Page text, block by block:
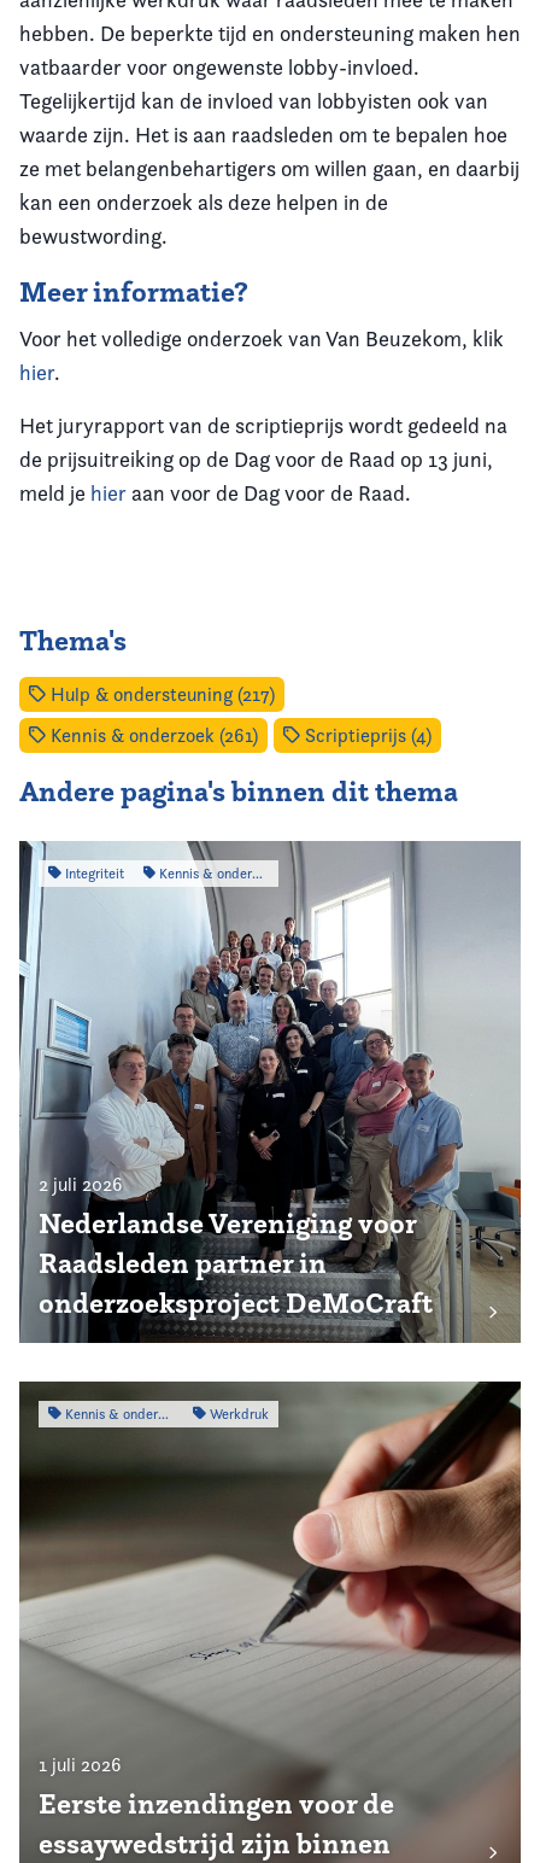
hebben. De beperkte tijd en ondersteuning maken hen
vatbaarder voor ongewenste lobby-invloed.
Tegelijkertijd kan de invloed van lobbyisten ook van
waarde zijn. Het is aan raadsleden om te bepalen hoe
ze met belangenbehartigers om willen gaan, en daarbij
kan een onderzoek als deze helpen in de
bewustwording.
Meer informatie?
Voor het volledige onderzoek van Van Beuzekom, klik
hier.
Het juryrapport van de scriptieprijs wordt gedeeld na
de prijsuitreiking op de Dag voor de Raad op 13 juni,
meld je hieraan voor de Dag voor de Raad.
Thema's
Hulp & ondersteuning (217)
Kennis & onderzoek (261)
Scriptieprijs (4)
Andere pagina's binnen dit thema
Integriteit Kennis & onderzoek
2 juli 2026
Nederlandse Vereniging voor
Raadsleden partner in
onderzoeksproject DeMoCraft
Kennis & onderzoek Werkdruk
1 juli 2026
Eerste inzendingen voor de
essaywedstrijd zijn binnen